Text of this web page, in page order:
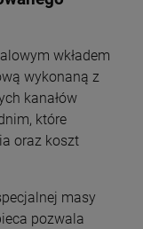
wkładem
wykonaną z
kanałów
które
oraz koszt
masy
pozwala